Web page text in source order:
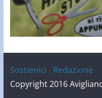
Sostienici
Redazione
Copyright 2016